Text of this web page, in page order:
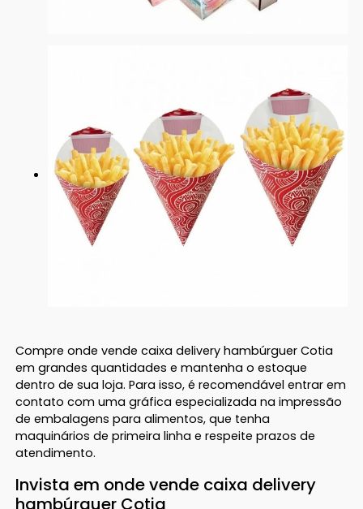
Compre onde vende caixa delivery hambúrguer Cotia
em grandes quantidades e mantenha o estoque
dentro de sua loja. Para isso, é recomendável entrar em
contato com uma gráfica especializada na impressão
de embalagens para alimentos, que tenha
maquinários de primeira linha e respeite prazos de
atendimento.
Invista em onde vende caixa delivery
hambúrguer Cotia